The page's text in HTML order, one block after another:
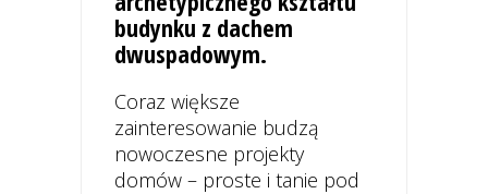
budynku z dachem
dwuspadowym.
Coraz większe
zainteresowanie budzą
nowoczesne projekty
domów – proste i tanie pod